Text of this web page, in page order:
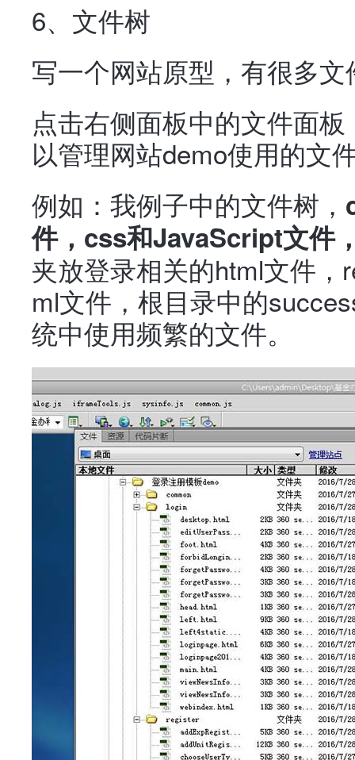
6、文件树
写一个网站原型，有很多
点击右侧面板中的文件面
以管理网站demo使用的文
例如：我例子中的文件树，
件，css和JavaScript文件
夹放登录相关的html文件
ml文件，根目录中的
统中使用频繁的文件。